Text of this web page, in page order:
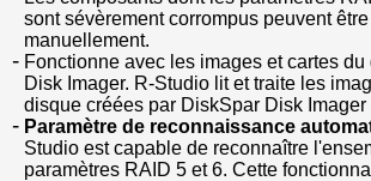
sont sévèrement corrompus peuvent
manuellement.
Fonctionne avec les images et cartes
Disk Imager. R-Studio lit et traite les
disque créées par DiskSpar Disk
Paramètre de reconnaissance
Studio est capable de reconnaître
paramètres RAID 5 et 6. Cette